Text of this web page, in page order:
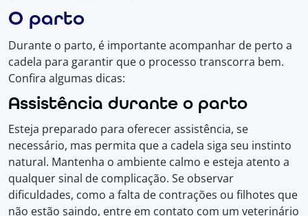
O parto
Durante o parto, é importante acompanhar de perto a
cadela para garantir que o processo transcorra bem.
Confira algumas dicas:
Assistência durante o parto
Esteja preparado para oferecer assistência, se
necessário, mas permita que a cadela siga seu instinto
natural. Mantenha o ambiente calmo e esteja atento a
qualquer sinal de complicação. Se observar
dificuldades, como a falta de contrações ou filhotes que
não estão saindo, entre em contato com um veterinário